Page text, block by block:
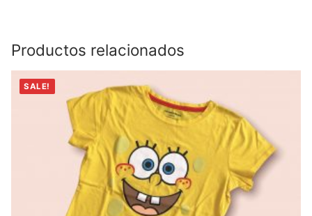
Productos relacionados
SALE!